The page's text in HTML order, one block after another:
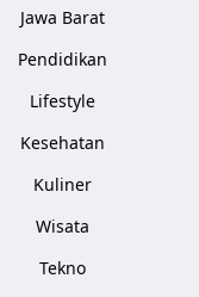
Jawa Barat
Pendidikan
Lifestyle
Kesehatan
Kuliner
Wisata
Tekno